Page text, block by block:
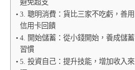
避免超支
3. 聰明消費：貨比三家不吃虧，善用
信用卡回饋
4. 開始儲蓄：從小錢開始，養成儲蓄
習慣
5. 投資自己：提升技能，增加收入來